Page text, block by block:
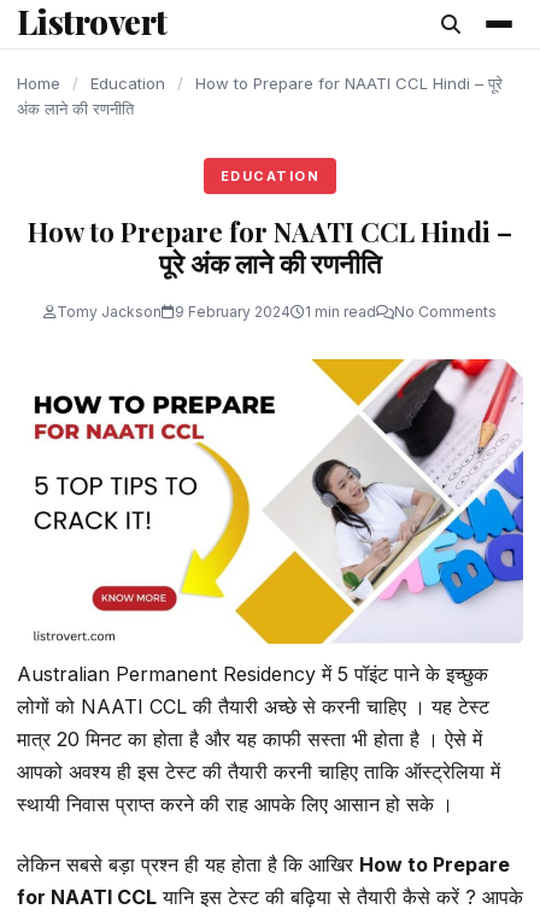
content
Listrovert
Home / Education /
How to Prepare for NAATI CCL Hindi – पूरे
अंक लाने की रणनीति
EDUCATION
How to Prepare for NAATI CCL Hindi –
पूरे अंक लाने की रणनीति
Tomy Jackson 9 February 2024 1 min read No Comments
Australian Permanent Residency में 5 पॉइंट पाने के इच्छुक
लोगों को NAATI CCL की तैयारी अच्छे से करनी चाहिए । यह टेस्ट
मात्र 20 मिनट का होता है और यह काफी सस्ता भी होता है । ऐसे में
आपको अवश्य ही इस टेस्ट की तैयारी करनी चाहिए ताकि ऑस्ट्रेलिया में
स्थायी निवास प्राप्त करने की राह आपके लिए आसान हो सके ।
लेकिन सबसे बड़ा प्रश्न ही यह होता है कि आखिर How to Prepare
for NAATI CCL यानि इस टेस्ट की बढ़िया से तैयारी कैसे करें ? आपके